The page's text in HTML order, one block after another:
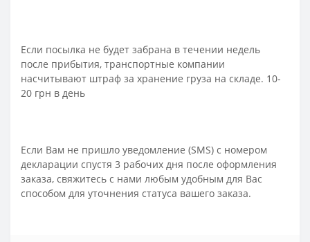
Если посылка не будет забрана в течении недель
после прибытия, транспортные компании
насчитывают штраф за хранение груза на складе. 10-
20 грн в день
Если Вам не пришло уведомление (SMS) с номером
декларации спустя 3 рабочих дня после оформления
заказа, свяжитесь с нами любым удобным для Вас
способом для уточнения статуса вашего заказа.